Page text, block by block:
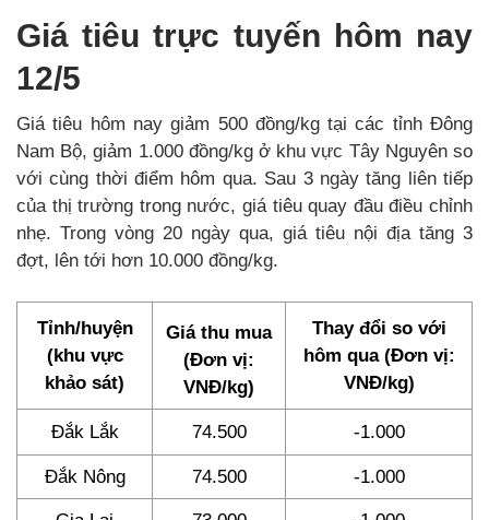
Giá tiêu trực tuyến hôm nay
12/5
Giá tiêu hôm nay giảm 500 đồng/kg tại các tỉnh Đông
Nam Bộ, giảm 1.000 đồng/kg ở khu vực Tây Nguyên so
với cùng thời điểm hôm qua. Sau 3 ngày tăng liên tiếp
của thị trường trong nước, giá tiêu quay đầu điều chỉnh
nhẹ. Trong vòng 20 ngày qua, giá tiêu nội địa tăng 3
đợt, lên tới hơn 10.000 đồng/kg.
Tỉnh/huyện
(khu vực
khảo sát)
Giá thu mua
(Đơn vị:
VNĐ/kg)
Thay đổi so với
hôm qua (Đơn vị:
VNĐ/kg)
Đắk Lắk 74.500 -1.000
Đắk Nông 74.500 -1.000